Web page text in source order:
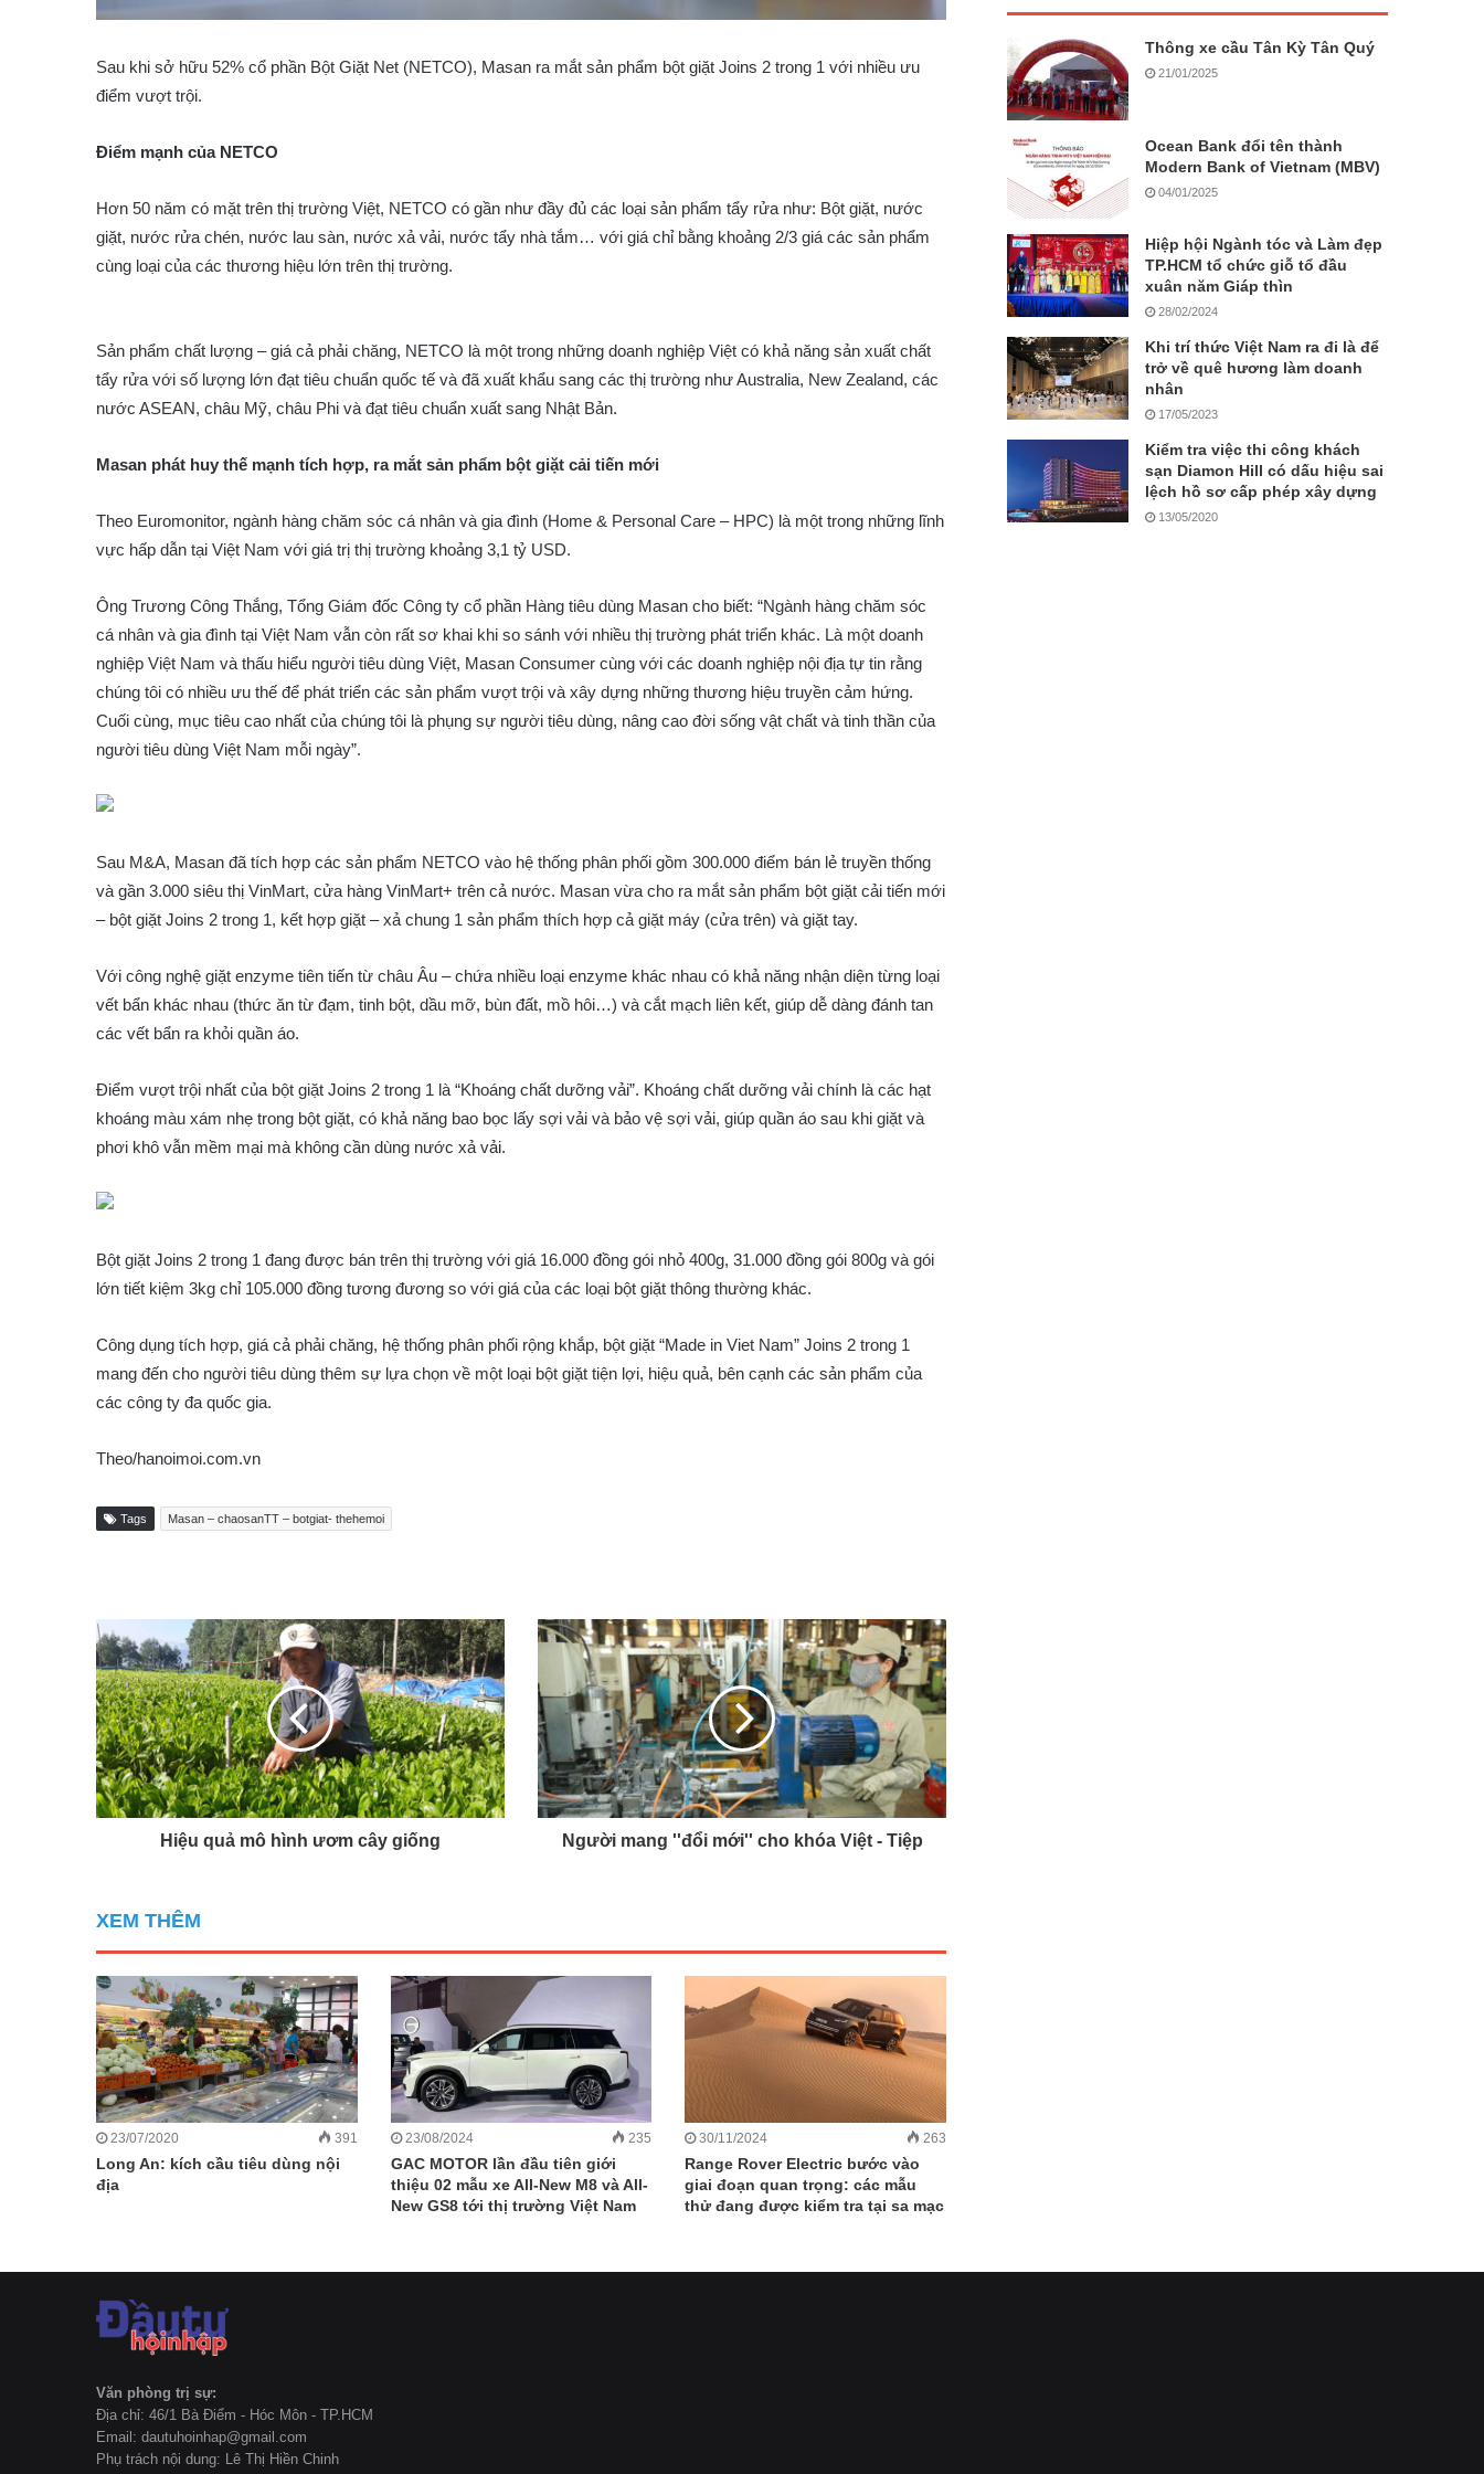
Sau khi sở hữu 52% cổ phần Bột Giặt Net (NETCO), Masan ra mắt sản phẩm bột giặt Joins 2 trong 1 với nhiều ưu
điểm vượt trội.
Điểm mạnh của NETCO
Hơn 50 năm có mặt trên thị trường Việt, NETCO có gần như đầy đủ các loại sản phẩm tẩy rửa như: Bột giặt, nước
giặt, nước rửa chén, nước lau sàn, nước xả vải, nước tẩy nhà tắm… với giá chỉ bằng khoảng 2/3 giá các sản phẩm
cùng loại của các thương hiệu lớn trên thị trường.
Sản phẩm chất lượng – giá cả phải chăng, NETCO là một trong những doanh nghiệp Việt có khả năng sản xuất chất
tẩy rửa với số lượng lớn đạt tiêu chuẩn quốc tế và đã xuất khẩu sang các thị trường như Australia, New Zealand, các
nước ASEAN, châu Mỹ, châu Phi và đạt tiêu chuẩn xuất sang Nhật Bản.
Masan phát huy thế mạnh tích hợp, ra mắt sản phẩm bột giặt cải tiến mới
Theo Euromonitor, ngành hàng chăm sóc cá nhân và gia đình (Home & Personal Care – HPC) là một trong những lĩnh
vực hấp dẫn tại Việt Nam với giá trị thị trường khoảng 3,1 tỷ USD.
Ông Trương Công Thắng, Tổng Giám đốc Công ty cổ phần Hàng tiêu dùng Masan cho biết: “Ngành hàng chăm sóc
cá nhân và gia đình tại Việt Nam vẫn còn rất sơ khai khi so sánh với nhiều thị trường phát triển khác. Là một doanh
nghiệp Việt Nam và thấu hiểu người tiêu dùng Việt, Masan Consumer cùng với các doanh nghiệp nội địa tự tin rằng
chúng tôi có nhiều ưu thế để phát triển các sản phẩm vượt trội và xây dựng những thương hiệu truyền cảm hứng.
Cuối cùng, mục tiêu cao nhất của chúng tôi là phụng sự người tiêu dùng, nâng cao đời sống vật chất và tinh thần của
người tiêu dùng Việt Nam mỗi ngày”.
Sau M&A, Masan đã tích hợp các sản phẩm NETCO vào hệ thống phân phối gồm 300.000 điểm bán lẻ truyền thống
và gần 3.000 siêu thị VinMart, cửa hàng VinMart+ trên cả nước. Masan vừa cho ra mắt sản phẩm bột giặt cải tiến mới
– bột giặt Joins 2 trong 1, kết hợp giặt – xả chung 1 sản phẩm thích hợp cả giặt máy (cửa trên) và giặt tay.
Với công nghệ giặt enzyme tiên tiến từ châu Âu – chứa nhiều loại enzyme khác nhau có khả năng nhận diện từng loại
vết bẩn khác nhau (thức ăn từ đạm, tinh bột, dầu mỡ, bùn đất, mồ hôi…) và cắt mạch liên kết, giúp dễ dàng đánh tan
các vết bẩn ra khỏi quần áo.
Điểm vượt trội nhất của bột giặt Joins 2 trong 1 là “Khoáng chất dưỡng vải”. Khoáng chất dưỡng vải chính là các hạt
khoáng màu xám nhẹ trong bột giặt, có khả năng bao bọc lấy sợi vải và bảo vệ sợi vải, giúp quần áo sau khi giặt và
phơi khô vẫn mềm mại mà không cần dùng nước xả vải.
Bột giặt Joins 2 trong 1 đang được bán trên thị trường với giá 16.000 đồng gói nhỏ 400g, 31.000 đồng gói 800g và gói
lớn tiết kiệm 3kg chỉ 105.000 đồng tương đương so với giá của các loại bột giặt thông thường khác.
Công dụng tích hợp, giá cả phải chăng, hệ thống phân phối rộng khắp, bột giặt “Made in Viet Nam” Joins 2 trong 1
mang đến cho người tiêu dùng thêm sự lựa chọn về một loại bột giặt tiện lợi, hiệu quả, bên cạnh các sản phẩm của
các công ty đa quốc gia.
Theo/hanoimoi.com.vn
Tags Masan – chaosanTT – botgiat- thehemoi
Hiệu quả mô hình ươm cây giống Người mang ''đổi mới'' cho khóa Việt - Tiệp
XEM THÊM
23/07/2020 391
Long An: kích cầu tiêu dùng nội
địa
23/08/2024 235
GAC MOTOR lần đầu tiên giới
thiệu 02 mẫu xe All-New M8 và All-
New GS8 tới thị trường Việt Nam
30/11/2024 263
Range Rover Electric bước vào
giai đoạn quan trọng: các mẫu
thử đang được kiểm tra tại sa mạc
Thông xe cầu Tân Kỳ Tân Quý
21/01/2025
Ocean Bank đổi tên thành
Modern Bank of Vietnam (MBV)
04/01/2025
Hiệp hội Ngành tóc và Làm đẹp
TP.HCM tổ chức giỗ tổ đầu
xuân năm Giáp thìn
28/02/2024
Khi trí thức Việt Nam ra đi là để
trở về quê hương làm doanh
nhân
17/05/2023
Kiểm tra việc thi công khách
sạn Diamon Hill có dấu hiệu sai
lệch hồ sơ cấp phép xây dựng
13/05/2020
Văn phòng trị sự:
Địa chỉ: 46/1 Bà Điểm - Hóc Môn - TP.HCM
Email: dautuhoinhap@gmail.com
Phụ trách nội dung: Lê Thị Hiền Chinh